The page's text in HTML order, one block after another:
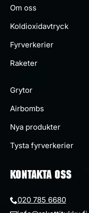
Om oss
Koldioxidavtryck
Fyrverkerier
Raketer
Grytor
Airbombs
Nya produkter
Tysta fyrverkerier
KONTAKTA OSS
020 785 6680